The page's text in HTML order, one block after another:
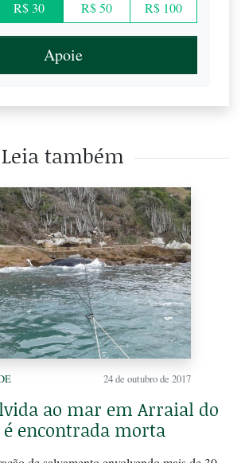
R$ 30 R$ 50 R$ 100
Apoie
Leia também
24 de outubro de 2017
ao mar em Arraial do
é encontrada morta